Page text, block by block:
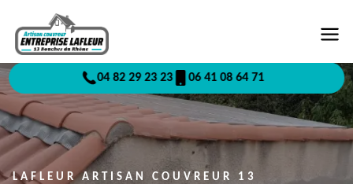
04 82 29 23 23 06 41 08 64 71
LAFLEUR ARTISAN COUVREUR 13